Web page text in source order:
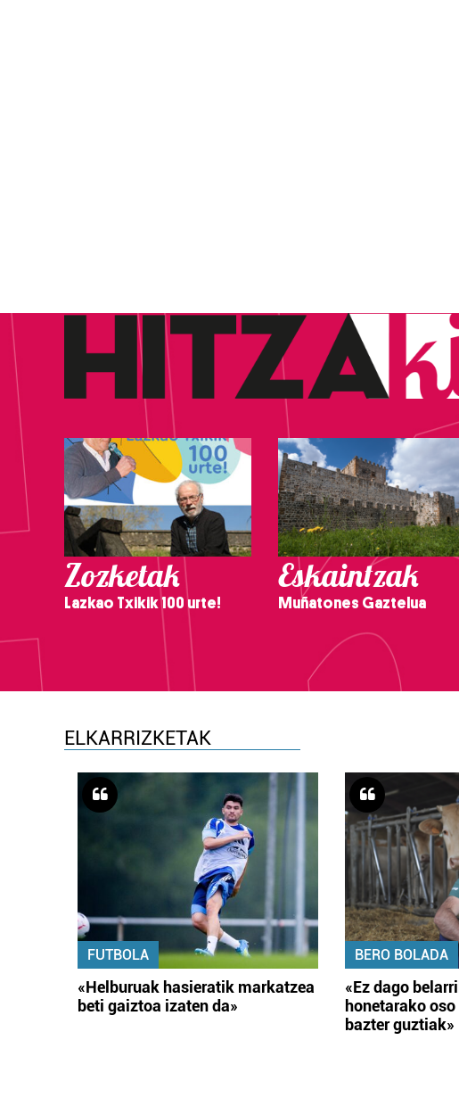
Zozketak
Lazkao Txikik 100 urte!
Eskaintzak
Muñatones Gaztelua
ELKARRIZKETAK
FUTBOLA
«Helburuak hasieratik markatzea
beti gaiztoa izaten da»
BERO BOLADA
«Ez dago
honetarako
bazter guztiak»